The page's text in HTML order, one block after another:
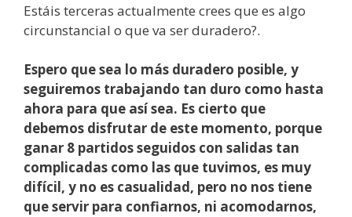
Estáis terceras actualmente crees que es algo
circunstancial o que va ser duradero?.
Espero que sea lo más duradero posible, y
seguiremos trabajando tan duro como hasta
ahora para que así sea. Es cierto que
debemos disfrutar de este momento, porque
ganar 8 partidos seguidos con salidas tan
complicadas como las que tuvimos, es muy
difícil, y no es casualidad, pero no nos tiene
que servir para confiarnos, ni acomodarnos,